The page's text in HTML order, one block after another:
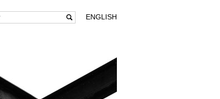
ENGLISH